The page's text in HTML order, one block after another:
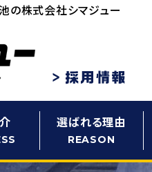
の株式会社シマジュー
選ばれる理由
REASON